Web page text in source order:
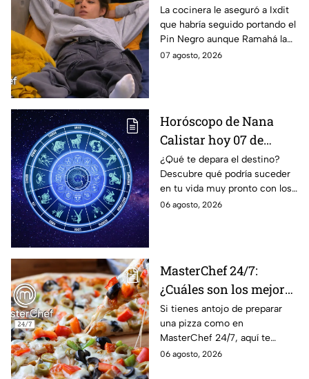
designación del Pin
Negro a un integrante
de las "Divas" en
MasterChef 24/7
La cocinera le aseguró a Ixdit
que habría seguido portando el
Pin Negro aunque Ramahá la
hubiera subido al balcón
07 agosto, 2026
Horóscopo de Nana
Calistar hoy 07 de
agosto; estos signos
podrían dejar de estar
solteros más pronto de
lo que imaginan y
¿Qué te depara el destino?
Descubre qué podría suceder
en tu vida muy pronto con los
horóscopos de Nana Calistar;
06 agosto, 2026
MasterChef 24/7:
¿Cuáles son los mejores
quesos para preparar
pizza en casa?
Si tienes antojo de preparar
una pizza como en
MasterChef 24/7, aquí te
contamos todo lo que debes
06 agosto, 2026